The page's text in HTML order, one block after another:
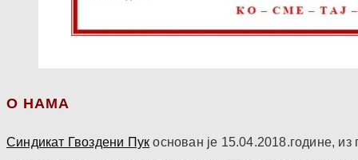
О НАМА
Синдикат Гвоздени Пук основан је 15.04.2018.године,